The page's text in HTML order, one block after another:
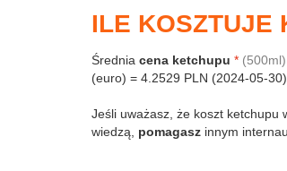
ILE KOSZTUJE
Średnia cena ketchupu * (500ml)
(euro) = 4.2529 PLN (2024-05-30) .
Jeśli uważasz, że koszt ketchupu
wiedzą, pomagasz innym